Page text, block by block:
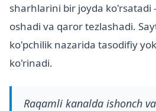
sharhlarini bir joyda
oshadi va qaror tezlashadi.
ko'pchilik nazarida tasodifiy
ko'rinadi.
Raqamli kanalda ishonch